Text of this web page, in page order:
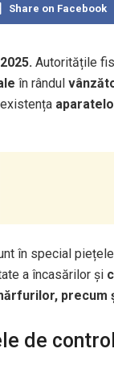
Share on Facebook
Autoritățile
în rândul
în special
a încasărilor și
precum
de control